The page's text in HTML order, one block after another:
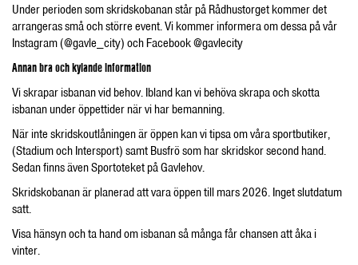
Under perioden som skridskobanan står på Rådhustorget kommer det
arrangeras små och större event. Vi kommer informera om dessa på vår
Instagram (@gavle_city) och Facebook @gavlecity
Annan bra och kylande information
Vi skrapar isbanan vid behov. Ibland kan vi behöva skrapa och skotta
isbanan under öppettider när vi har bemanning.
När inte skridskoutlåningen är öppen kan vi tipsa om våra sportbutiker,
(Stadium och Intersport) samt Busfrö som har skridskor second hand.
Sedan finns även Sportoteket på Gavlehov.
Skridskobanan är planerad att vara öppen till mars 2026. Inget slutdatum
satt.
Visa hänsyn och ta hand om isbanan så många får chansen att åka i
vinter.